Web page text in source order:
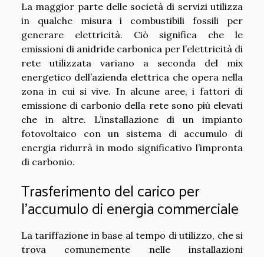
La maggior parte delle società di servizi utilizza
in qualche misura i combustibili fossili per
generare elettricità. Ciò significa che le
emissioni di anidride carbonica per l’elettricità di
rete utilizzata variano a seconda del mix
energetico dell’azienda elettrica che opera nella
zona in cui si vive. In alcune aree, i fattori di
emissione di carbonio della rete sono più elevati
che in altre. L’installazione di un impianto
fotovoltaico con un sistema di accumulo di
energia ridurrà in modo significativo l’impronta
di carbonio.
Trasferimento del carico per
l’accumulo di energia commerciale
La tariffazione in base al tempo di utilizzo, che si
trova comunemente nelle installazioni